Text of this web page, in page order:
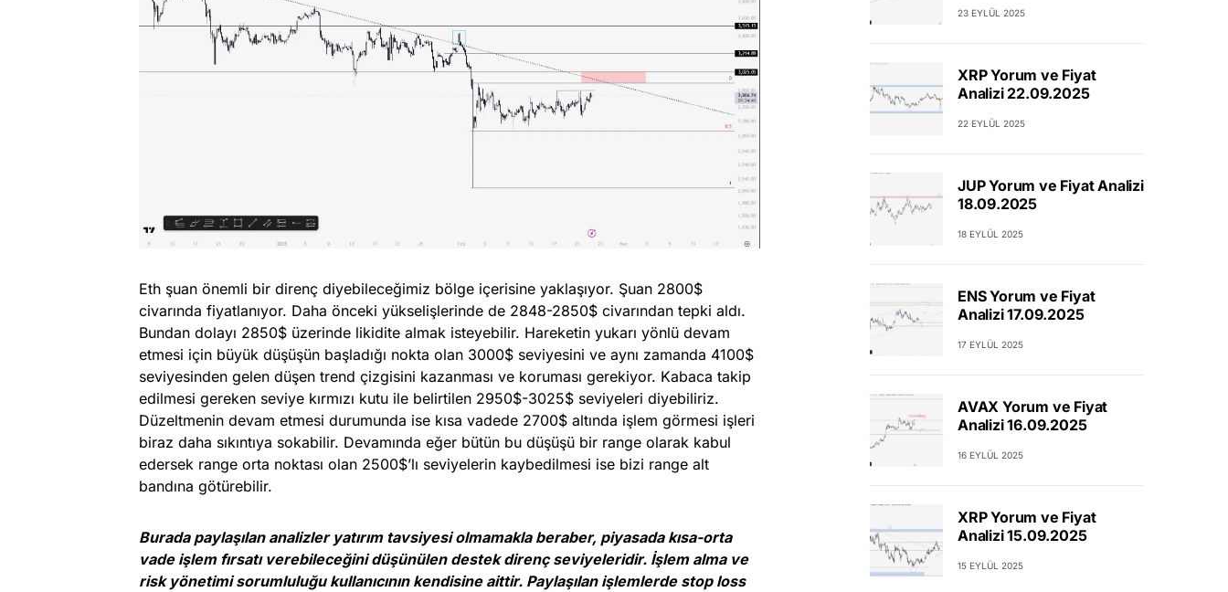
Eth şuan önemli bir direnç diyebileceğimiz bölge içerisine yaklaşıyor. Şuan 2800$
civarında fiyatlanıyor. Daha önceki yükselişlerinde de 2848-2850$ civarından tepki aldı.
Bundan dolayı 2850$ üzerinde likidite almak isteyebilir. Hareketin yukarı yönlü devam
etmesi için büyük düşüşün başladığı nokta olan 3000$ seviyesini ve aynı zamanda 4100$
seviyesinden gelen düşen trend çizgisini kazanması ve koruması gerekiyor. Kabaca takip
edilmesi gereken seviye kırmızı kutu ile belirtilen 2950$-3025$ seviyeleri diyebiliriz.
Düzeltmenin devam etmesi durumunda ise kısa vadede 2700$ altında işlem görmesi işleri
biraz daha sıkıntıya sokabilir. Devamında eğer bütün bu düşüşü bir range olarak kabul
edersek range orta noktası olan 2500$’lı seviyelerin kaybedilmesi ise bizi range alt
bandına götürebilir.
Burada paylaşılan analizler yatırım tavsiyesi olmamakla beraber, piyasada kısa-orta
vade işlem fırsatı verebileceğini düşünülen destek direnç seviyeleridir. İşlem alma ve
risk yönetimi sorumluluğu kullanıcının kendisine aittir. Paylaşılan işlemlerde stop loss
23 EYLÜL 2025
XRP Yorum ve Fiyat
Analizi 22.09.2025
22 EYLÜL 2025
JUP Yorum ve Fiyat Analizi
18.09.2025
18 EYLÜL 2025
ENS Yorum ve Fiyat
Analizi 17.09.2025
17 EYLÜL 2025
AVAX Yorum ve Fiyat
Analizi 16.09.2025
16 EYLÜL 2025
XRP Yorum ve Fiyat
Analizi 15.09.2025
15 EYLÜL 2025